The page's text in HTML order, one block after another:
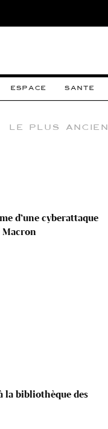
ESPACE SANTE
Le plus ancien
d’une cyberattaque
Macron
la bibliothèque des